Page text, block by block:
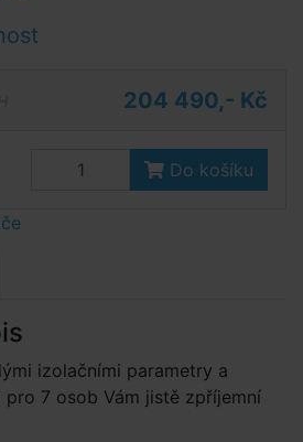
204 490,- Kč
Do košíku
izolačními parametry a
7 osob Vám jistě zpříjemní